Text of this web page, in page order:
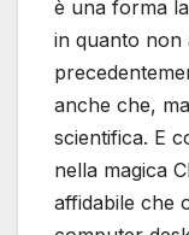
è una forma
in quanto non
anche che,
scientifica. E
nella magica
affidabile che